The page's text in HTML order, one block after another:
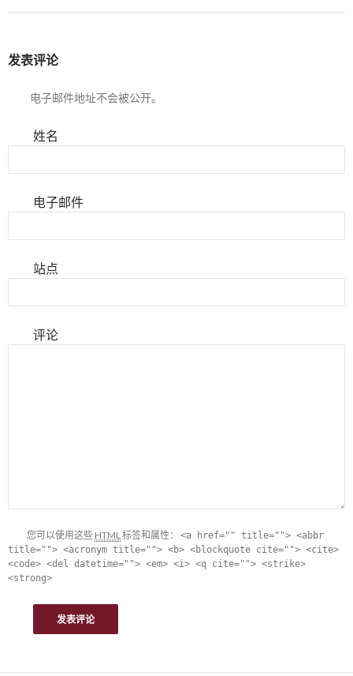
发表评论
电子邮件地址不会被公开。
姓名
电子邮件
站点
评论
您可以使用这些 HTML标签和属性： <a href="" title=""> <abbr
title=""> <acronym title=""> <b> <blockquote cite=""> <cite>
<code> <del datetime=""> <em> <i> <q cite=""> <strike>
<strong>